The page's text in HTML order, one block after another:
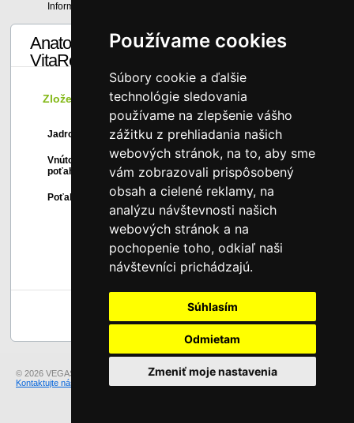
Používame cookies
Súbory cookie a ďalšie
technológie sledovania
používame na zlepšenie vášho
zážitku z prehliadania našich
webových stránok, na to, aby sme
vám zobrazovali prispôsobený
obsah a cielené reklamy, na
analýzu návštevnosti našich
webových stránok a na
pochopenie toho, odkiaľ naši
návštevníci prichádzajú.
Súhlasím
Odmietam
Zmeniť moje nastavenia
Informácie
Anatomický vankúš z viskoelastickej peny
VitaRest - model 11
Zloženie
Jadro
Profilovaný blok z viskoelastickej peny
VitaRest.
Vnútorný
poťah
Nesnímateľný vnútorný poťah zo 100%
bavlny.
Poťah
Snímateľný poťah z trikotovej látky
Stressfree, neakumuluje statickú elektrinu.
© 2026 VEGAS Group s.r.o..
Kontaktujte nás
v prípade otázok alebo problémov s prezeraním našich stránok.